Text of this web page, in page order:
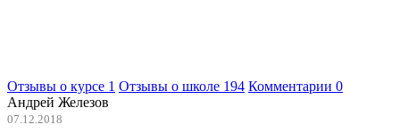
Отзывы о курсе 1 Отзывы о школе 194 Комментарии 0
Андрей Железов
07.12.2018